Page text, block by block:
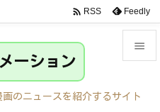

 RSS Feedly
ーション
のニュースを紹介するサイト